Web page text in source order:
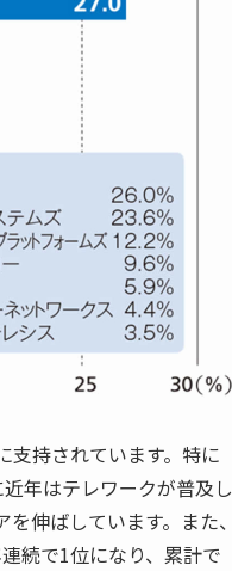
支持されています。特に
年はテレワークが普及し
伸ばしています。また、
続で1位になり、累計で